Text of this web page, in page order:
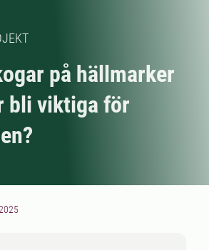
på hällmarker
bli viktiga för